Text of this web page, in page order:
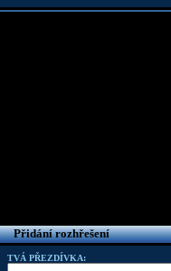
Přidání rozhřešení
TVÁ PŘEZDÍVKA: